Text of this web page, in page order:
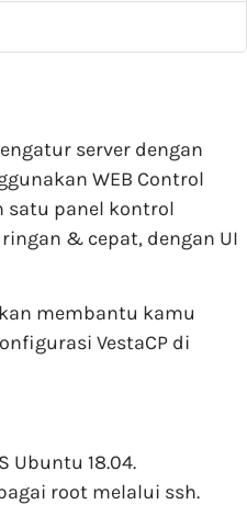
server dengan
WEB Control
satu panel kontrol
& cepat, dengan UI
membantu kamu
VestaCP di
Ubuntu 18.04.
root melalui ssh.